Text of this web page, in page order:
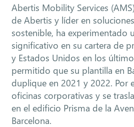
Abertis Mobility Services
de Abertis y líder en
sostenible, ha experimentado
significativo en su cartera de
y Estados Unidos en los
permitido que su plantilla en
duplique en 2021 y 2022. Por
oficinas corporativas y se
en el edificio Prisma de la
Barcelona.